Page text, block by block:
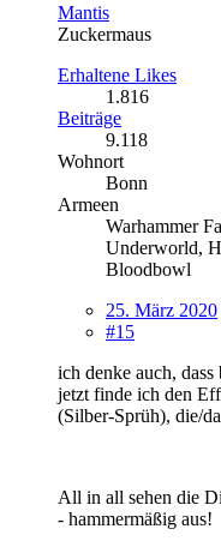
Mantis
Zuckermaus
Erhaltene Likes
1.816
Beiträge
9.118
Wohnort
Bonn
Armeen
Warhammer
Underworld,
Bloodbowl
25. März 2020
#15
ich denke auch,
jetzt finde ich den
(Silber-Sprüh), die/
All in all sehen die
- hammermäßig aus!